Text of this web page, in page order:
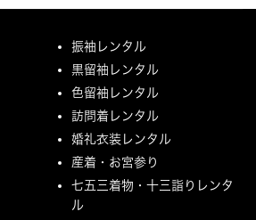
振袖レンタル
黒留袖レンタル
色留袖レンタル
訪問着レンタル
婚礼衣装レンタル
産着・お宮参り
七五三着物・十三詣りレンタ
ル